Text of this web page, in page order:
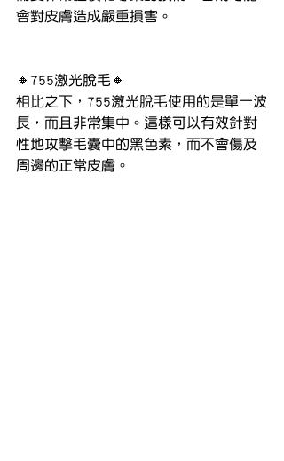
會對皮膚造成嚴重損害。
🔸755激光脫毛🔸
相比之下，755激光脫毛使用的是單一波
長，而且非常集中。這樣可以有效針對
性地攻擊毛囊中的黑色素，而不會傷及
周邊的正常皮膚。